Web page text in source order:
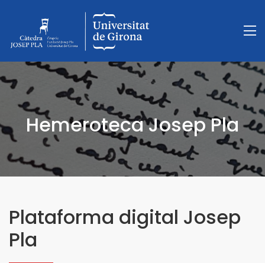
Hemeroteca Josep Pla
Plataforma digital Josep
Pla